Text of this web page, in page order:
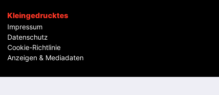
Kleingedrucktes
Impressum
Datenschutz
Cookie-Richtlinie
Anzeigen & Mediadaten